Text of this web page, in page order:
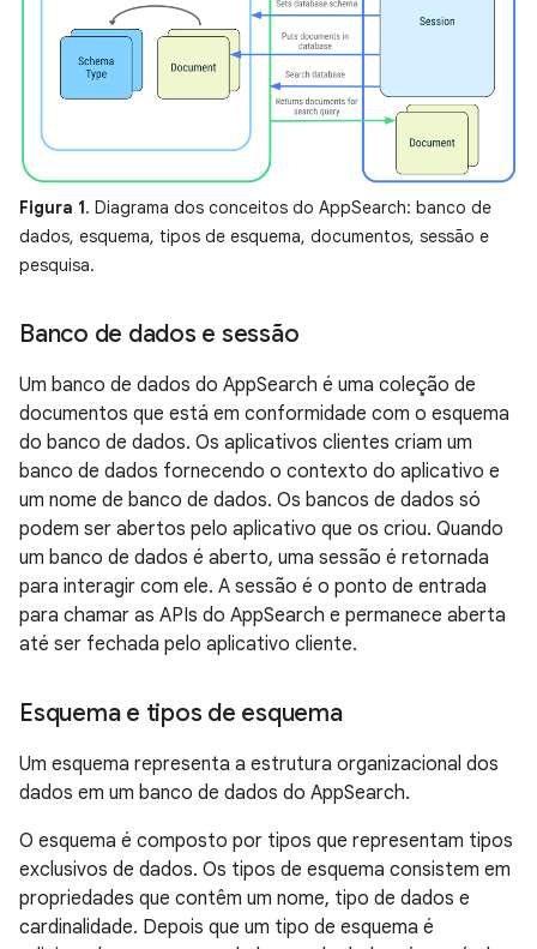
Figura 1 . Diagrama dos conceitos do AppSearch: banco de
dados, esquema, tipos de esquema, documentos, sessão e
pesquisa.
Banco de dados e sessão
Um banco de dados do AppSearch é uma coleção de
documentos que está em conformidade com o esquema
do banco de dados. Os aplicativos clientes criam um
banco de dados fornecendo o contexto do aplicativo e
um nome de banco de dados. Os bancos de dados só
podem ser abertos pelo aplicativo que os criou. Quando
um banco de dados é aberto, uma sessão é retornada
para interagir com ele. A sessão é o ponto de entrada
para chamar as APIs do AppSearch e permanece aberta
até ser fechada pelo aplicativo cliente.
Esquema e tipos de esquema
Um esquema representa a estrutura organizacional dos
dados em um banco de dados do AppSearch.
O esquema é composto por tipos que representam tipos
exclusivos de dados. Os tipos de esquema consistem em
propriedades que contêm um nome, tipo de dados e
cardinalidade. Depois que um tipo de esquema é